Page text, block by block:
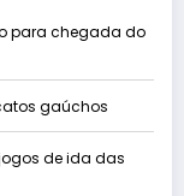
para chegada do
gaúchos
de ida das